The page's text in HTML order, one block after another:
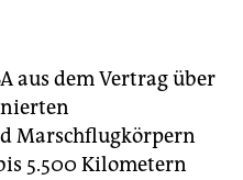
aus dem Vertrag über
Marschflugkörpern
5.500 Kilometern